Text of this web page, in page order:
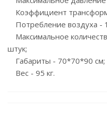
Коэффициент
Потребление воздуха -
Максимальное
штук;
Габариты - 70*70*90 см;
Вес - 95 кг.